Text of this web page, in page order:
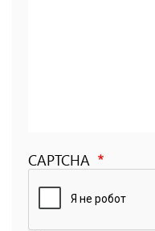
CAPTCHA